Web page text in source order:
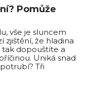
Pomůže
vše je sluncem
zjištění, že hladina
tak dopouštíte a
Uniká snad
Tři